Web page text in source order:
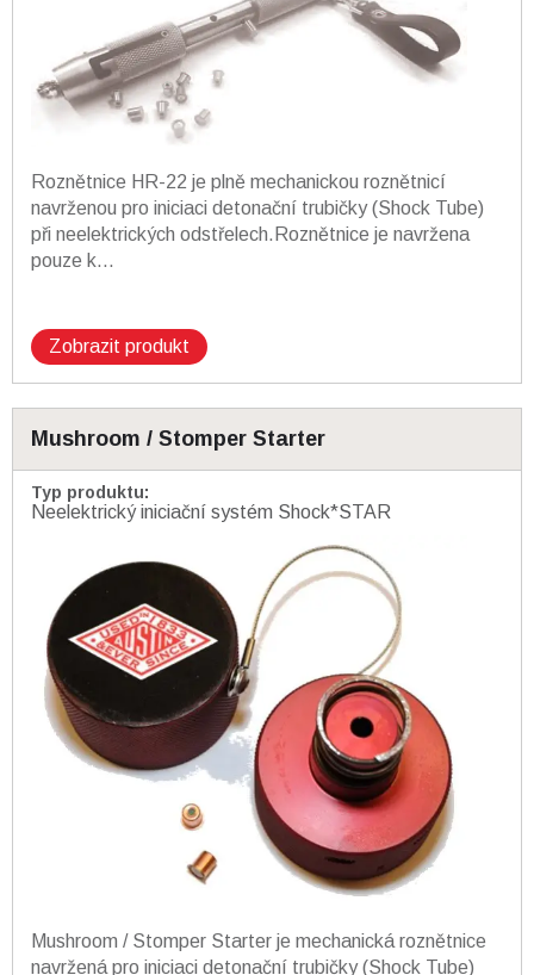
Roznětnice HR-22 je plně mechanickou roznětnicí
navrženou pro iniciaci detonační trubičky (Shock Tube)
při neelektrických odstřelech.Roznětnice je navržena
pouze k...
Zobrazit produkt
Mushroom / Stomper Starter
Typ produktu:
Neelektrický iniciační systém Shock*STAR
Mushroom / Stomper Starter je mechanická roznětnice
navržená pro iniciaci detonační trubičky (Shock Tube)